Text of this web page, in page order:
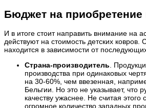
Бюджет на приобретение
И в итоге стоит направить внимание на
действуют на стоимость детских ковров.
находится в зависимости от
Страна-производитель.
производства при одинаковых
на 30-60%, чем ввезенная,
Бельгии. Но это не указывает, что
качеству ужаснее. Не считая этого
огромное количество западных